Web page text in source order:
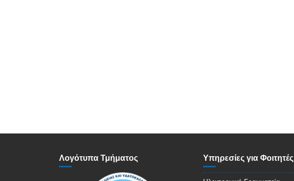
Λογότυπα Τμήματος Υπηρεσίες για Φοιτητές